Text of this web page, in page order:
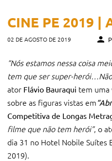
CINE PE 2019 |
02 DE AGOSTO DE 2019
“Nós estamos nessa coisa
tem que ser super-
ator Flávio Bauraqui tem uma
sobre as figuras vistas em
Competitiva de Longas
filme que não tem herói”, o
dia 31 no Hotel Nobile Suítes
2019).